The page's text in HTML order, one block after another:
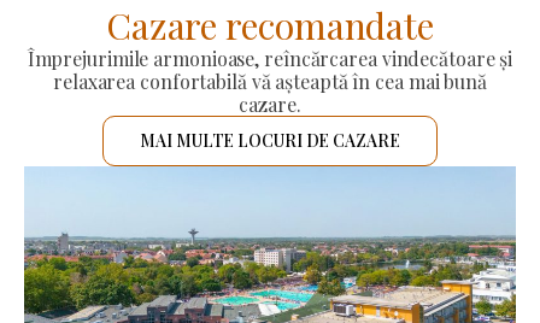
Cazare recomandate
Împrejurimile armonioase, reîncărcarea vindecătoare și
relaxarea confortabilă vă așteaptă în cea mai bună
cazare.
MAI MULTE LOCURI DE CAZARE